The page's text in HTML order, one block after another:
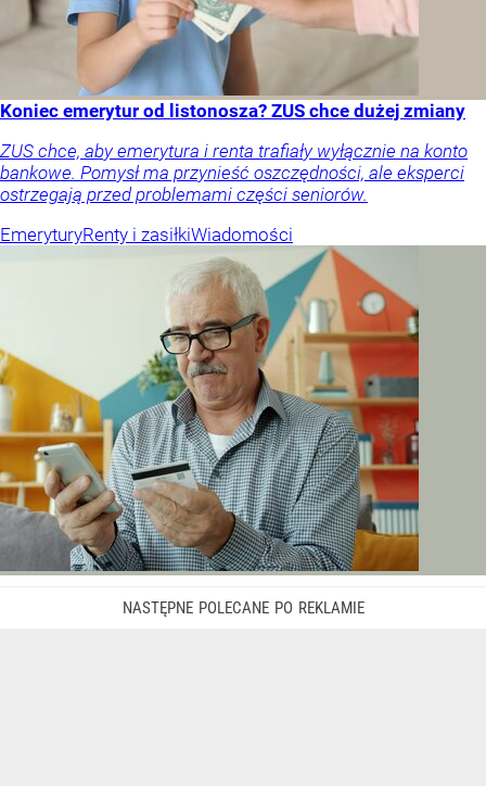
Koniec emerytur od listonosza? ZUS chce dużej zmiany
ZUS chce, aby emerytura i renta trafiały wyłącznie na konto
bankowe. Pomysł ma przynieść oszczędności, ale eksperci
ostrzegają przed problemami części seniorów.
EmeryturyRenty i zasiłkiWiadomości